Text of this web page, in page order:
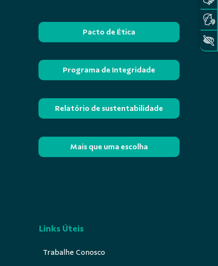
Pacto de Ética
Programa de Integridade
Relatório de sustentabilidade
Mais que uma escolha
Links Úteis
Trabalhe Conosco